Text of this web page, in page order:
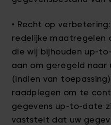
• Recht op
redelijke maatregelen
die wij bijhouden up-
aan om geregeld naar
(indien van
raadplegen om te
gegevens up-to-date
vaststelt dat uw